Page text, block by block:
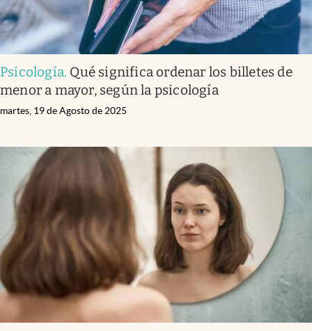
Psicología. Qué significa ordenar los billetes de
menor a mayor, según la psicología
martes, 19 de Agosto de 2025